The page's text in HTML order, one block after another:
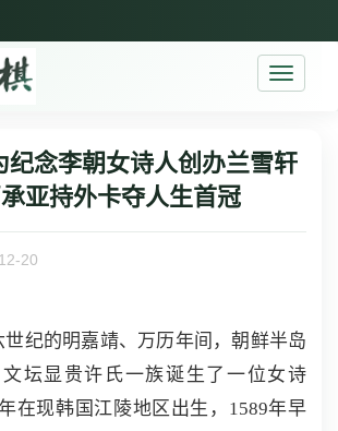
Toggle
纪念李朝女诗人创办兰雪轩
亚持外卡夺人生首冠
12-20
世纪的明嘉靖、万历年间，朝鲜半岛
坛显贵许氏一族诞生了一位女诗
在现韩国江陵地区出生，1589年早